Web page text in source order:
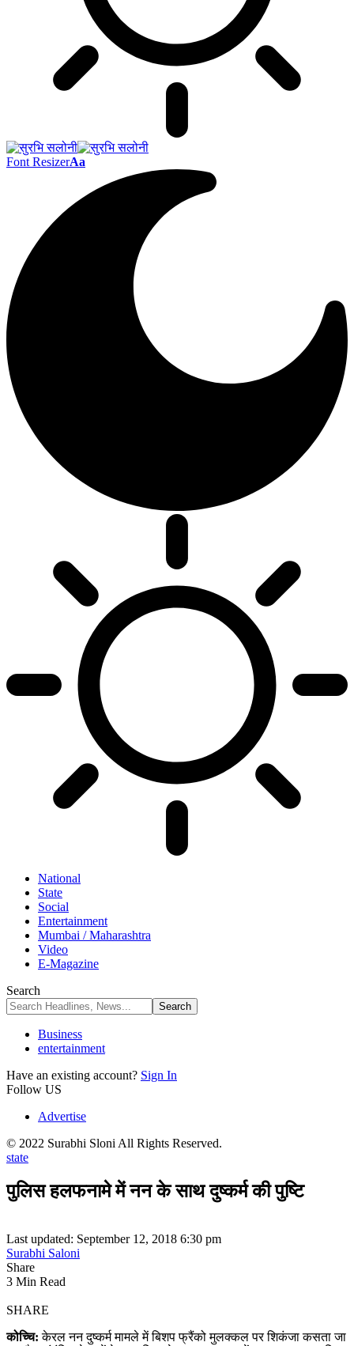
Font ResizerAa
National
State
Social
Entertainment
Mumbai / Maharashtra
Video
E-Magazine
Search
Business
entertainment
Have an existing account? Sign In
Follow US
Advertise
© 2022 Surabhi Sloni All Rights Reserved.
state
पुलिस हलफनामे में नन के साथ दुष्कर्म की पुष्टि
Last updated: September 12, 2018 6:30 pm
Surabhi Saloni
Share
3 Min Read
SHARE
कोच्चि: केरल नन दुष्कर्म मामले में बिशप फ्रैंको मुलक्कल पर शिकंजा कसता जा